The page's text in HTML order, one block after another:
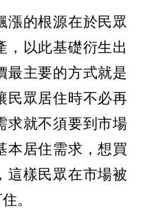
漲的根源在於民眾
，以此基礎衍生出
最主要的方式就是
民眾居住時不必再
求就不須要到市場
本居住需求，想買
這樣民眾在市場被
。